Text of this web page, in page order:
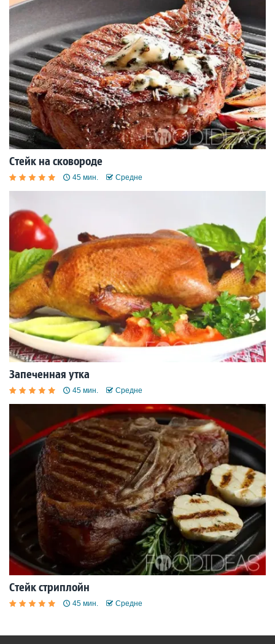
Стейк на сковороде
45 мин. Средне
Запеченная утка
45 мин. Средне
Стейк стриплойн
45 мин. Средне